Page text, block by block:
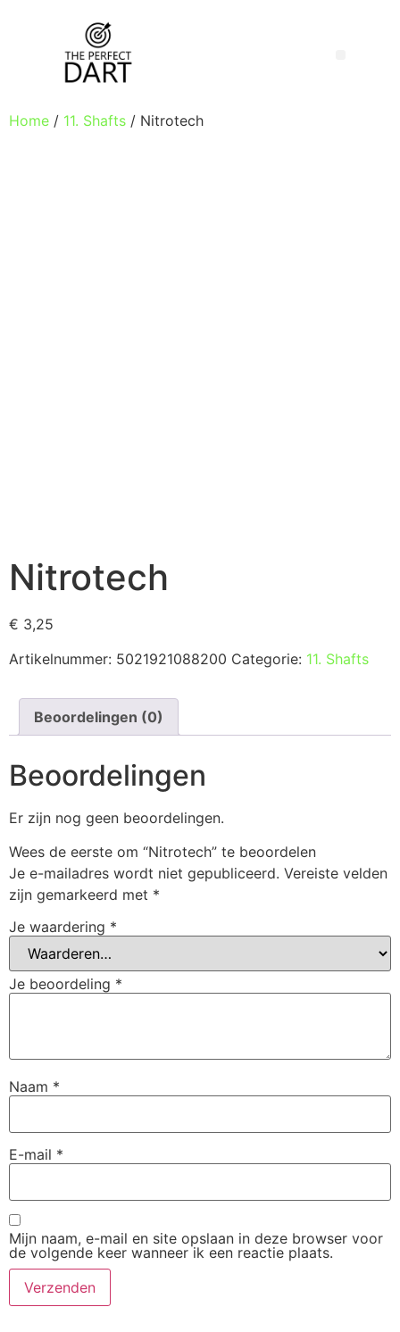
Home / 11. Shafts / Nitrotech
Nitrotech
€ 3,25
Artikelnummer: 5021921088200 Categorie: 11. Shafts
Beoordelingen (0)
Beoordelingen
Er zijn nog geen beoordelingen.
Wees de eerste om “Nitrotech” te beoordelen
Je e-mailadres wordt niet gepubliceerd. Vereiste velden
zijn gemarkeerd met *
Je waardering *
Je beoordeling *
Naam *
E-mail *
Mijn naam, e-mail en site opslaan in deze browser voor
de volgende keer wanneer ik een reactie plaats.